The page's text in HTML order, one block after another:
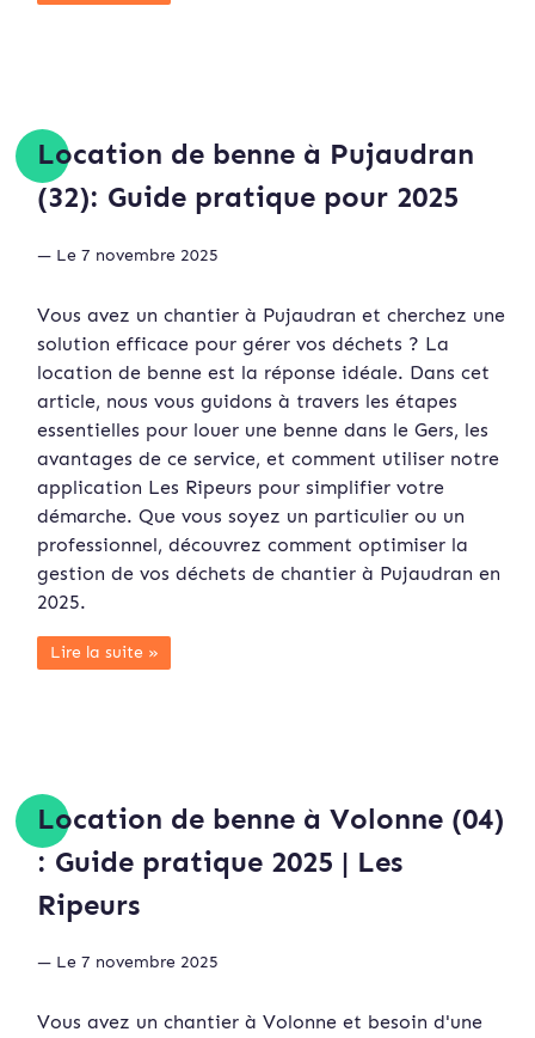
Location de benne à Pujaudran
(32): Guide pratique pour 2025
— Le 7 novembre 2025
Vous avez un chantier à Pujaudran et cherchez une
solution efficace pour gérer vos déchets ? La
location de benne est la réponse idéale. Dans cet
article, nous vous guidons à travers les étapes
essentielles pour louer une benne dans le Gers, les
avantages de ce service, et comment utiliser notre
application Les Ripeurs pour simplifier votre
démarche. Que vous soyez un particulier ou un
professionnel, découvrez comment optimiser la
gestion de vos déchets de chantier à Pujaudran en
2025.
Lire la suite »
Location de benne à Volonne (04)
: Guide pratique 2025 | Les
Ripeurs
— Le 7 novembre 2025
Vous avez un chantier à Volonne et besoin d'une